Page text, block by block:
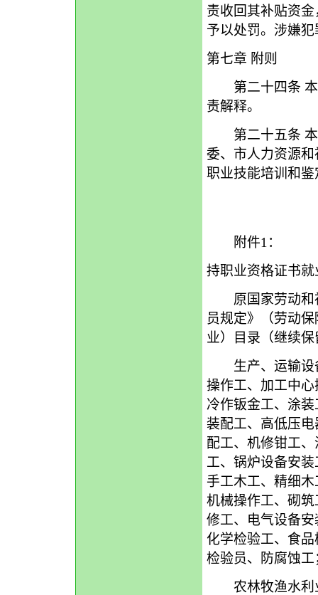
责收回其补贴资
予以处罚。涉嫌
第七章 附则
第二十四条 本
责解释。
第二十五条 本
委、市人力资源
职业技能培训和
附件1：
持职业资格证书
原国家劳动和社
员规定》（劳动
业）目录（继续
生产、运输设
操作工、加工中
冷作钣金工、涂
装配工、高低压
配工、机修钳工
工、锅炉设备安
手工木工、精细
机械操作工、砌
修工、电气设备
化学检验工、食
检验员、防腐蚀工
农林牧渔水利